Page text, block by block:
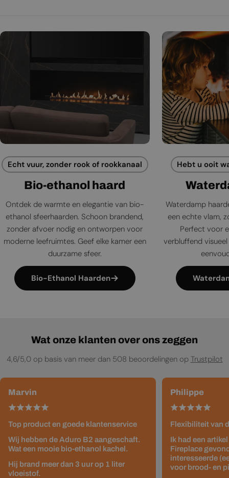
Echt vuur, zonder rook of rookkanaal
Bio-ethanol haard
Ontdek de warmte en elegantie van bio-
ethanol sfeerhaarden. Schoon brandend,
zonder afvoer nodig en ontworpen voor
moderne leefruimtes. Geef elke kamer een
duurzame sfeer.
Bio-Ethanol Haarden
Hebt u ooit
Waterdamp
een echte vlam,
Perfect voor
verbluffend
Wat onze klanten over ons zeggen
4,6/5,0 op basis van meer dan 508 beoordelingen op Trustpilot
Marvin
Top product en goede klantenservice
Wij hebben de Aduro B2 aangeschaft.
Wat een mooie bio-ethanol kachel.
Hij brand meer dan 3 uur op 1 liter
vloeistof.
Philippe
Flexibiliteit van
Ik had een
Fireplace
interesseerde
voor brood- en